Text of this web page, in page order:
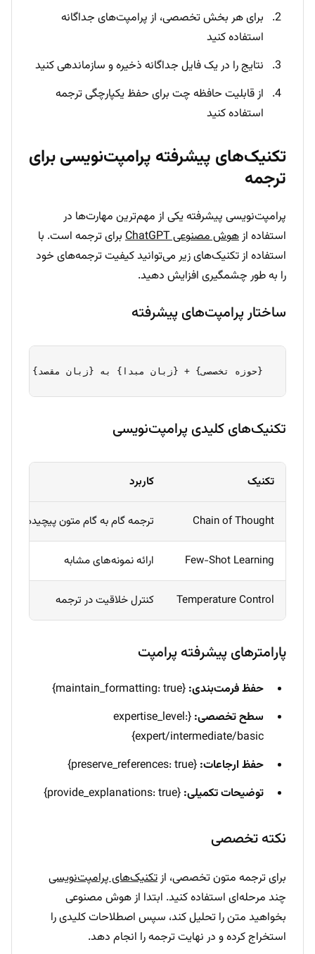
برای هر بخش تخصصی، از پرامپت‌های جداگانه
استفاده کنید
نتایج را در یک فایل جداگانه ذخیره و سازماندهی کنید
از قابلیت حافظه چت برای حفظ یکپارچگی ترجمه
استفاده کنید
تکنیک‌های پیشرفته پرامپت‌نویسی برای
ترجمه
پرامپت‌نویسی پیشرفته یکی از مهم‌ترین مهارت‌ها در
استفاده ازهوش مصنوعی ChatGPT
برای ترجمه است. با
استفاده از تکنیک‌های زیر می‌توانید کیفیت ترجمه‌های خود
را به طور چشمگیری افزایش دهید.
ساختار پرامپت‌های پیشرفته
{حوزه تخصصی} + {زبان مبدا} به {زبان مقصد}
تکنیک‌های کلیدی پرامپت‌نویسی
تکنیک کاربرد
Chain of Thought ترجمه گام به گام متون پیچیده
Few-Shot Learning ارائه نمونه‌های مشابه
Temperature Control کنترل خلاقیت در ترجمه
پارامترهای پیشرفته پرامپت
حفظ فرمت‌بندی: {maintain_formatting: true}
سطح تخصصی: {expertise_level:
expert/intermediate/basic}
حفظ ارجاعات: {preserve_references: true}
توضیحات تکمیلی: {provide_explanations: true}
نکته تخصصی
برای ترجمه متون تخصصی، ازتکنیک‌های پرامپت‌نویسی
چند مرحله‌ای استفاده کنید. ابتدا از هوش مصنوعی
بخواهید متن را تحلیل کند، سپس اصطلاحات کلیدی را
استخراج کرده و در نهایت ترجمه را انجام دهد.